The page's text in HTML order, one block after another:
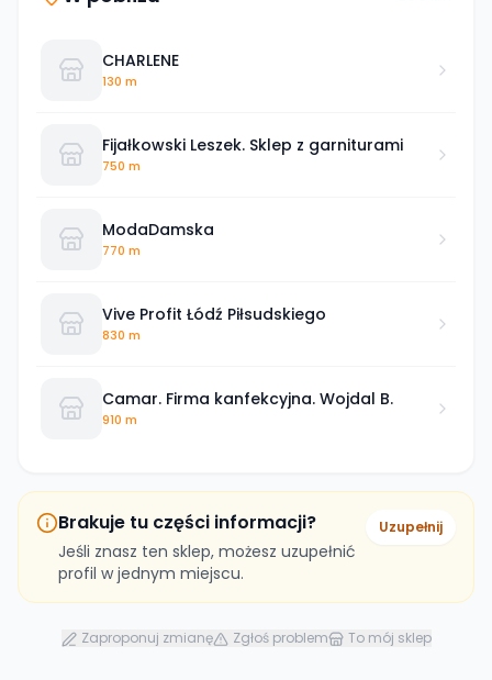
CHARLENE
130 m
Fijałkowski Leszek. Sklep z garniturami
750 m
ModaDamska
770 m
Vive Profit Łódź Piłsudskiego
830 m
Camar. Firma kanfekcyjna. Wojdal B.
910 m
Brakuje tu części informacji?
Jeśli znasz ten sklep, możesz uzupełnić
profil w jednym miejscu.
Uzupełnij
Zaproponuj zmianę Zgłoś problem To mój sklep